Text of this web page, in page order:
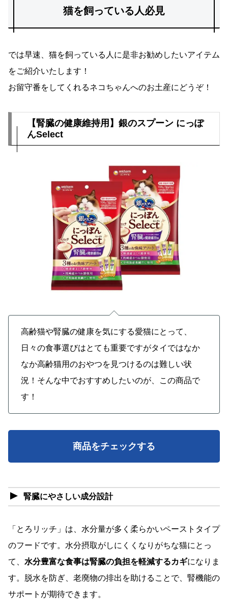
猫を飼っている人必見
では早速、猫を飼っている人に是非お勧めしたいアイテム
をご紹介いたします！
お留守番をしてくれるネコちゃんへのお土産にどうぞ！
【腎臓の健康維持用】銀のスプーン にっぽ
んSelect
高齢猫や腎臓の健康を気にする愛猫にとって、
日々の食事選びはとても重要ですがタイではなか
なか高齢猫用のおやつを見つけるのは難しい状
況！そんな中でおすすめしたいのが、この商品で
す！
商品をチェックする
腎臓にやさしい成分設計
「とろリッチ」は、水分量が多く柔らかいペーストタイプ
のフードです。水分摂取がしにくくなりがちな猫にとっ
て、 水分豊富な食事は腎臓の負担を軽減するカギになりま
す。脱水を防ぎ、老廃物の排出を助けることで、腎機能の
サポートが期待できます。